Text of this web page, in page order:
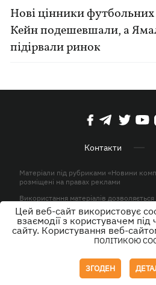
Нові цінники футбольних
Кейн подешевшали, а
підірвали ринок
Контакти
Матеріали під рубриками «Новини
розміщені на правах реклами
Використання матеріалів
активного гіперпосилання на KP.UA в
© ТОВ «ЮЛАВ МЕДІА» 2026. Всі права
Цей веб-сайт використовує
взаємодії з користувачем під
сайту. Користування веб-
ПОЛІТИКОЮ
ЗГОДЕН